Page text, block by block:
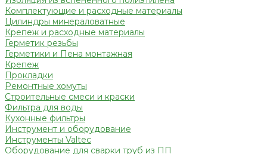
Комплектующие и расходные материалы
Цилиндры минераловатные
Крепеж и расходные материалы
Герметик резьбы
Герметики и Пена монтажная
Крепеж
Прокладки
Ремонтные хомуты
Строительные смеси и краски
Фильтра для воды
Кухонные фильтры
Инструмент и оборудование
Инструменты Valtec
Оборудование для сварки труб из ПП